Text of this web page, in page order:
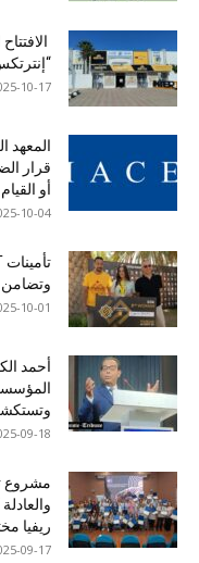
“إنترتكس
10-17
المعهد
قرار
أو
10-04
10-01
أحمد
09-18
مشروع
ريفيا
09-17